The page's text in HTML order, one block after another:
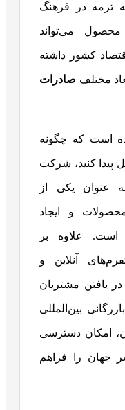
ترمه در فرهنگ
محصول می‌تواند
کشور داشته
مختلف صادرات
است که چگونه
پیدا کنید، شرکت
عنوان یکی از
و ایجاد
است. علاوه بر
آنلاین و
یافتن مشتریان
بین‌المللی
امکان دسترسی
جهان را فراهم